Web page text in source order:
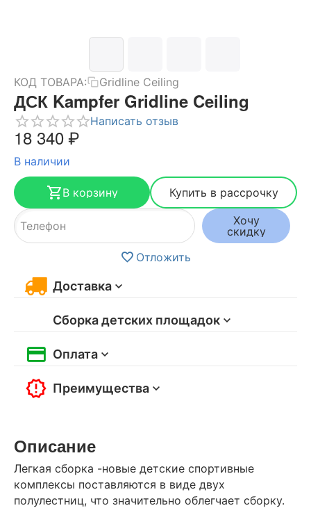
КОД ТОВАРА: Gridline Ceiling
ДСК Kampfer Gridline Ceiling
Написать отзыв
18 340₽
В наличии
В корзину
Купить в рассрочку
Хочу
скидку
Отложить
Доставка
Сборка детских площадок
Оплата
Преимущества
Описание
Легкая сборка -новые детские спортивные
комплексы поставляются в виде двух
полулестниц, что значительно облегчает сборку.